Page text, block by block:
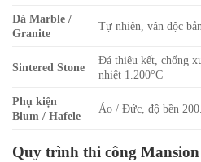
Đá Marble /
Granite
Tự nhiên, vân độc
Sintered Stone
Đá thiêu kết, chống
nhiệt 1.200°C
Phụ kiện
Blum / Hafele
Áo / Đức, độ bền
Quy trình thi công